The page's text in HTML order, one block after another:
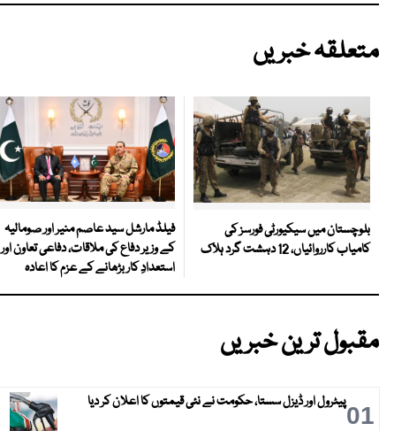
متعلقہ خبریں
بلوچستان میں سیکیورٹی فورسز کی
کامیاب کارروائیاں، 12 دہشت گرد ہلاک
فیلڈ مارشل سید عاصم منیر اور صومالیہ
کے وزیر دفاع کی ملاقات، دفاعی تعاون اور
استعدادِ کار بڑھانے کے عزم کا اعادہ
مقبول ترین خبریں
01پیٹرول اور ڈیزل سستا، حکومت نے نئی قیمتوں کا اعلان کر دیا